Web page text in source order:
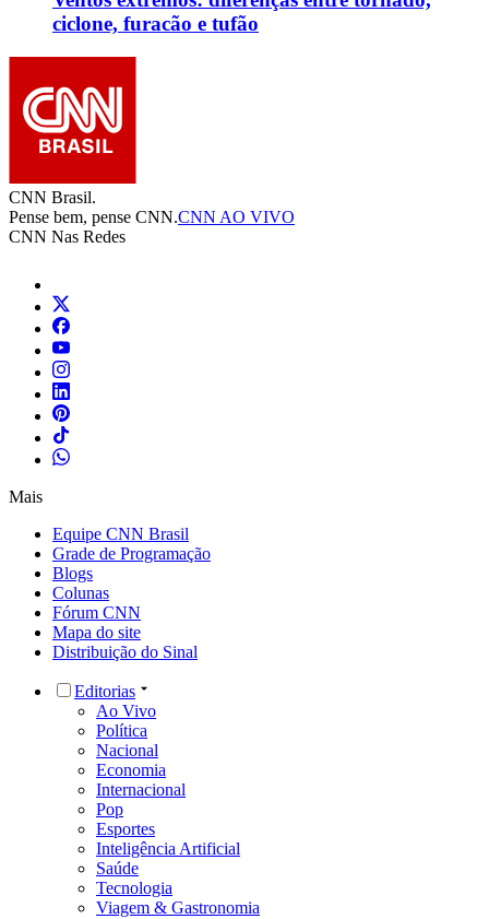
ciclone, furacão e tufão
CNN Brasil.
Pense bem, pense CNN.CNN AO VIVO
CNN Nas Redes
Mais
Equipe CNN Brasil
Grade de Programação
Blogs
Colunas
Fórum CNN
Mapa do site
Distribuição do Sinal
Editorias
Ao Vivo
Política
Nacional
Economia
Internacional
Pop
Esportes
Inteligência Artificial
Saúde
Tecnologia
Viagem & Gastronomia